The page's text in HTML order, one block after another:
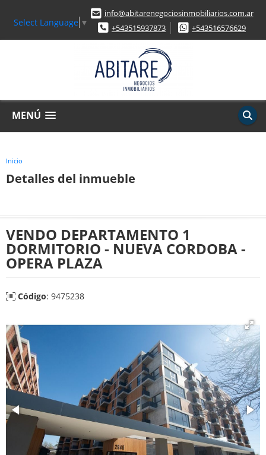
Select Language ▼
info@abitarenegociosinmobiliarios.com.ar
+543515937873
+543516576629
MENÚ
Inicio
Detalles del inmueble
VENDO DEPARTAMENTO 1
DORMITORIO - NUEVA CORDOBA -
OPERA PLAZA
Código: 9475238